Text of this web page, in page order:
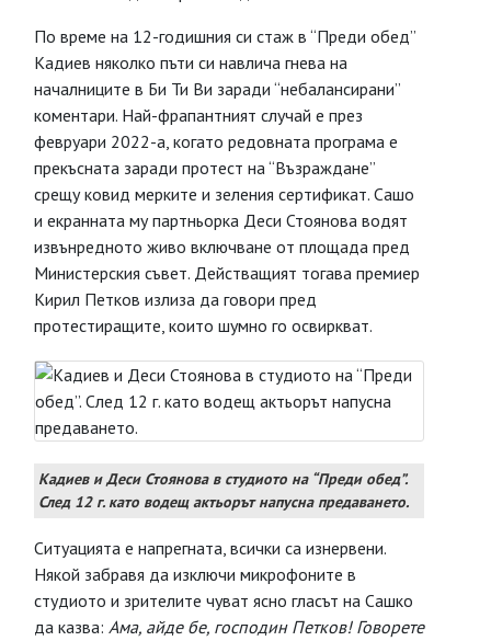
По време на 12-годишния си стаж в “Преди обед”
Кадиев няколко пъти си навлича гнева на
началниците в Би Ти Ви заради “небалансирани”
коментари. Най-фрапантният случай е през
февруари 2022-а, когато редовната програма е
прекъсната заради протест на “Възраждане”
срещу ковид мерките и зеления сертификат. Сашо
и екранната му партньорка Деси Стоянова водят
извънредното живо включване от площада пред
Министерския съвет. Действащият тогава премиер
Кирил Петков излиза да говори пред
протестиращите, които шумно го освиркват.
Кадиев и Деси Стоянова в студиото на “Преди обед”.
След 12 г. като водещ актьорът напусна предаването.
Ситуацията е напрегната, всички са изнервени.
Някой забравя да изключи микрофоните в
студиото и зрителите чуват ясно гласът на Сашко
да казва: Ама, айде бе, господин Петков! Говорете